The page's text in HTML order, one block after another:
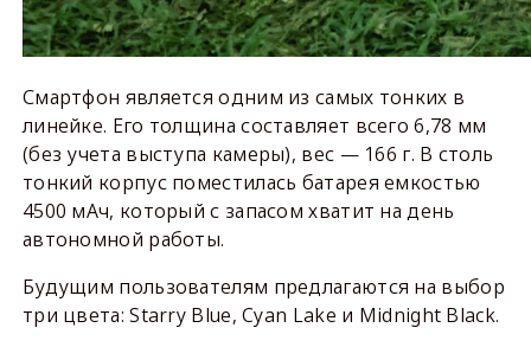
Смартфон является одним из самых тонких в
линейке. Его толщина составляет всего 6,78 мм
(без учета выступа камеры), вес — 166 г. В столь
тонкий корпус поместилась батарея емкостью
4500 мАч, который с запасом хватит на день
автономной работы.
Будущим пользователям предлагаются на выбор
три цвета: Starry Blue, Cyan Lake и Midnight Black.